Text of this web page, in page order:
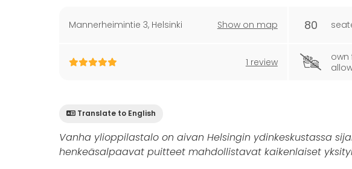
Mannerheimintie 3, Helsinki Show on map
1 review
80
own
Translate to English
Vanha ylioppilastalo on aivan Helsingin ydinkeskustassa
henkeäsalpaavat puitteet mahdollistavat kaikenlaiset